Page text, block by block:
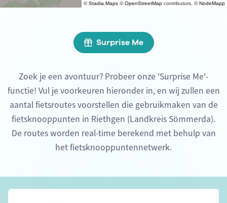
©Stadia Maps ©OpenStreetMap contributors, ©NodeMapp
Surprise Me
Zoek je een avontuur? Probeer onze 'Surprise Me'-
functie! Vul je voorkeuren hieronder in, en wij zullen een
aantal fietsroutes voorstellen die gebruikmaken van de
fietsknooppunten in Riethgen (Landkreis Sömmerda).
De routes worden real-time berekend met behulp van
het fietsknooppuntennetwerk.